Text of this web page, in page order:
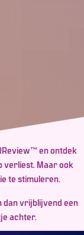
en ontdek
verliest. Maar ook
te stimuleren.
dan vrijblijvend een
achter.